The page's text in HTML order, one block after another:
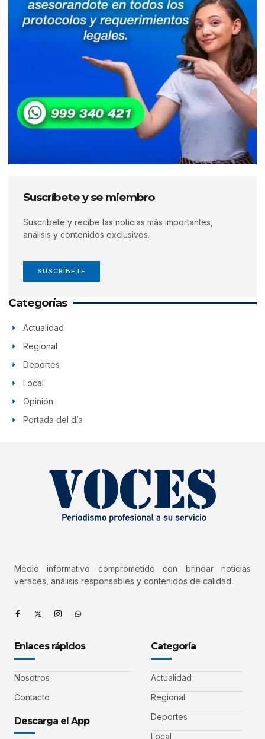
Suscríbete y se miembro
Suscríbete y recibe las noticias más importantes,
análisis y contenidos exclusivos.
SUSCRÍBETE
Categorías
Actualidad
Regional
Deportes
Local
Opinión
Portada del día
Medio informativo comprometido con brindar noticias
veraces, análisis responsables y contenidos de calidad.
Enlaces rápidos
Nosotros
Contacto
Descarga el App
Categoría
Actualidad
Regional
Deportes
Local